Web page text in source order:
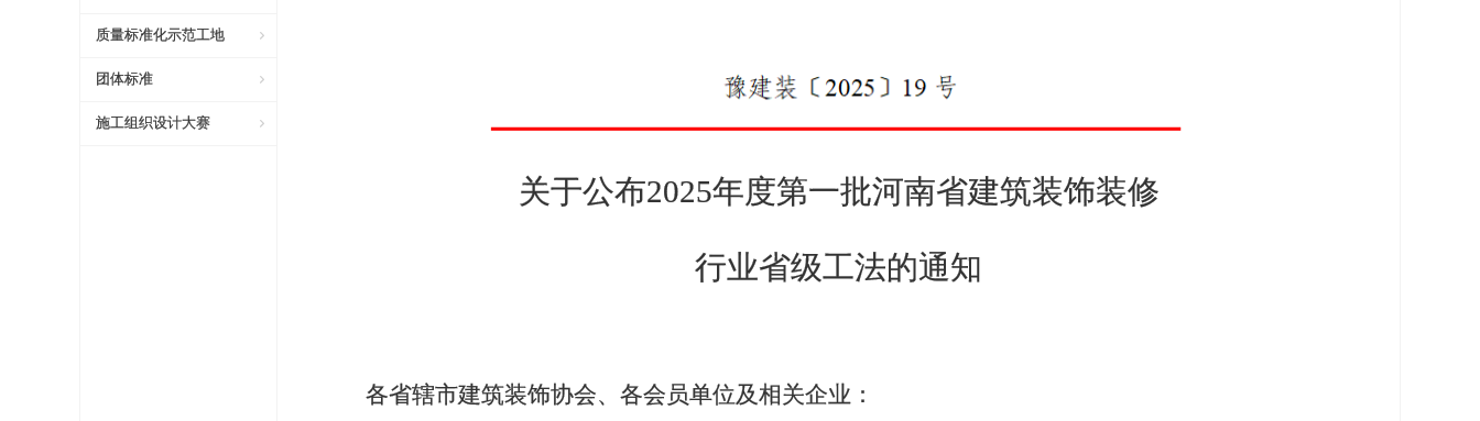
质量标准化示范工地
团体标准
施工组织设计大赛
关于公布2025年度第一批河南省建筑装饰装修
行业省级工法的通知
各省辖市建筑装饰协会、各会员单位及相关企业：